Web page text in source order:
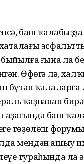
баш
быйылға ғына ла
Өфөгә лә,
бүтән ҡалаларға
ҡаҙнанан
баш
төҙөлөш
меңдән ашыу
тураһында ла